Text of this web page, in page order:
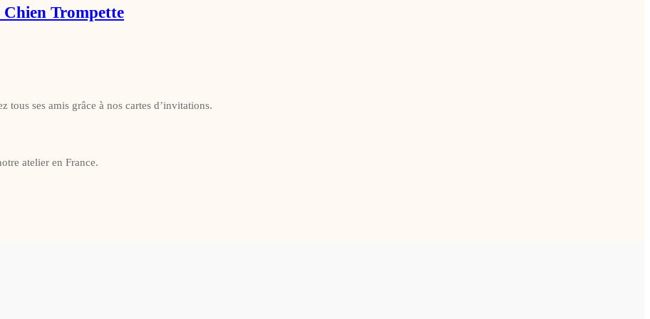
Trompette
tous ses amis grâce à nos cartes d’invitations.
atelier en France.